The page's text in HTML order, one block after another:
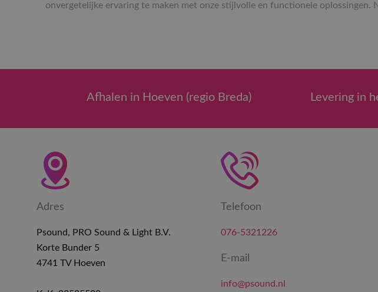
onvergetelijke ervaring te maken met onze stijlvolle en functionele oplossingen.
Afhalen in Hoeven (regio Breda) Levering in
Adres
Psound, PRO Sound & Light B.V.
Korte Bunder 5
4741 TV Hoeven
Telefoon
076-5321226
E-mail
info@psound.nl